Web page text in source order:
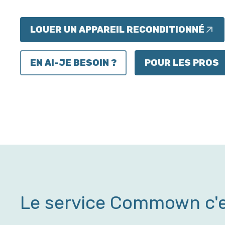
LOUER UN APPAREIL RECONDITIONNÉ
EN AI-JE BESOIN ? POUR LES PROS
Le service Commown